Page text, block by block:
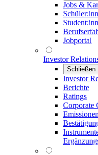
Jobs &
Jobportal
Investor
Schließen
Investor
Berichte
Ratings
Corporate